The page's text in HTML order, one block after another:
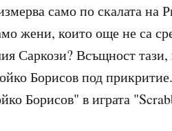
само по скалата на
жени, които още не са
Саркози? Всъщност
Борисов под
Борисов" в играта